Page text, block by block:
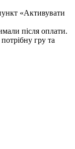
«Активувати
після оплати.
гру та